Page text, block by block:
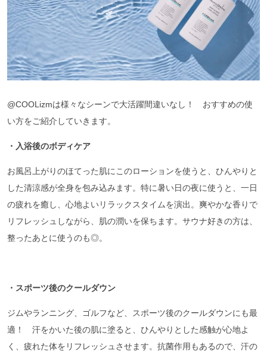
@COOLizmは様々なシーンで大活躍間違いなし！ おすすめの使
い方をご紹介していきます。
・入浴後のボディケア
お風呂上がりのほてった肌にこのローションを使うと、ひんやりと
した清涼感が全身を包み込みます。特に暑い日の夜に使うと、一日
の疲れを癒し、心地よいリラックスタイムを演出。爽やかな香りで
リフレッシュしながら、肌の潤いを保ちます。サウナ好きの方は、
整ったあとに使うのも◎。
・スポーツ後のクールダウン
ジムやランニング、ゴルフなど、スポーツ後のクールダウンにも最
適！ 汗をかいた後の肌に塗ると、ひんやりとした感触が心地よ
く、疲れた体をリフレッシュさせます。抗菌作用もあるので、汗の